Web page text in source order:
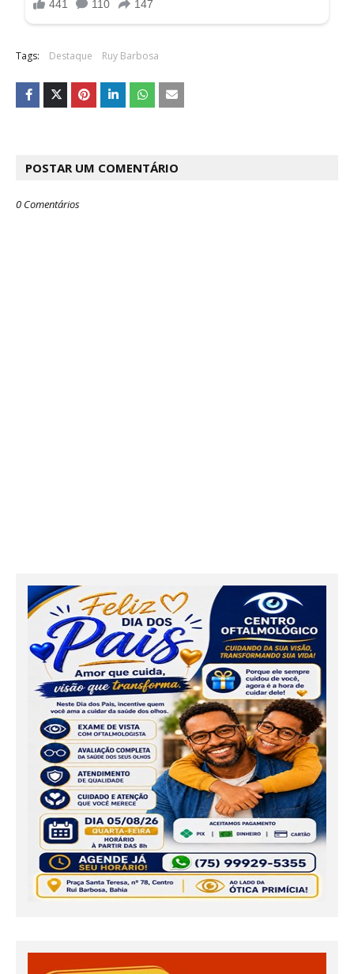
Tags: Destaque Ruy Barbosa
POSTAR UM COMENTÁRIO
0 Comentários